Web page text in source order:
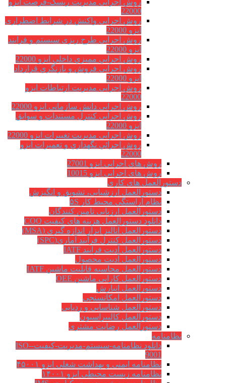
22000
روش اجرایی واکنش در شرایط اضطراری
ایزو 22000
روش اجرایی طرح ریزی سیستم و فرایند
ایزو 22000
روش اجرايي مميزي داخلي ایزو 22000
روش اجرایی فروش و بازنگري قرارداد
ایزو 22000
روش اجرایی مدیریت ارتباطات ایزو
22000
روش اجرایی دانش سازمانی ایزو 22000
روش اجرایی کنترل مستندات و سوابق
ایزو 22000
روش اجرایی مدیریت تغییرات ایزو 22000
روش اجرائي نگهداري و تعميرات ایزو
22000
روش های اجرایی ایزو 27001
روش های اجرایی ایزو 10015
دستورالعمل های کاری
دستورالعمل ارزشیابی، تشویق و انگیزش
نظام آراستگی محیط کار ۵S
دستورالعمل ارزیابی تامین کنندگان
دانلود دستورالعمل هزینه های کیفیت COQ
دستورالعمل آنالیز ابزار اندازه گیری (MSA)
دستورالعمل کنترل فرآیند آماری(SPC)
دستورالعمل آدیت فرایند IATF
دستورالعمل آدیت محصول
دستورالعمل محاسبه قابلیت ماشین IATF
دستورالعمل کارایی ماشین OEE
دستورالعمل انبارش
دستورالعمل امکانسنجی
دستورالعمل شناسایی و ردیابی
دستورالعمل کالیبراسیون
دستورالعمل رضایت مشتری
نظامنامه
دانلود نظامنامه-سیستم-مدیریت-کیفیت-ISO-
9001
نظامنامه ایمنی و بهداشت شغلی ایزو ۴۵۰۰۱
نظامنامه زیست محیطی ایزو ۱۴۰۰۱